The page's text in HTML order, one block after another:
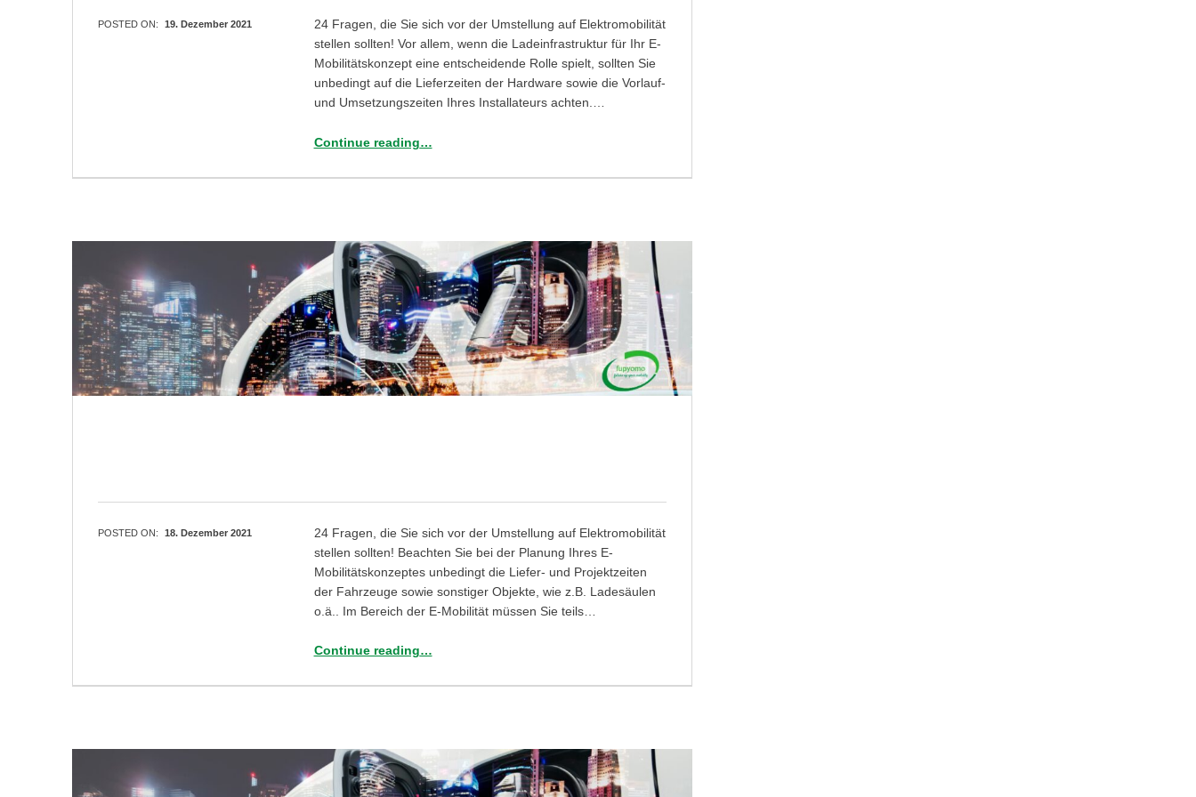
POSTED ON: 19. Dezember 2021
24 Fragen, die Sie sich vor der Umstellung auf Elektromobilität
stellen sollten! Vor allem, wenn die Ladeinfrastruktur für Ihr E-
Mobilitätskonzept eine entscheidende Rolle spielt, sollten Sie
unbedingt auf die Lieferzeiten der Hardware sowie die Vorlauf-
und Umsetzungszeiten Ihres Installateurs achten.…
Continue reading“Tag 19: Ladeinfrastruktur: Welche Vorlaufzeit hat Ihr Installateur?”
…
POSTED ON: 18. Dezember 2021
24 Fragen, die Sie sich vor der Umstellung auf Elektromobilität
stellen sollten! Beachten Sie bei der Planung Ihres E-
Mobilitätskonzeptes unbedingt die Liefer- und Projektzeiten
der Fahrzeuge sowie sonstiger Objekte, wie z.B. Ladesäulen
o.ä.. Im Bereich der E-Mobilität müssen Sie teils…
Continue reading“Tag 18: Welche Lieferzeiten müssen Sie beachten?”
…